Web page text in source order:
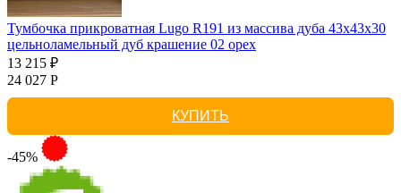
Тумбочка прикроватная Lugo R191 из массива дуба 43х43х30
цельноламельный дуб крашение 02 орех
13 215 ₽
24 027 Р
КУПИТЬ
-45%